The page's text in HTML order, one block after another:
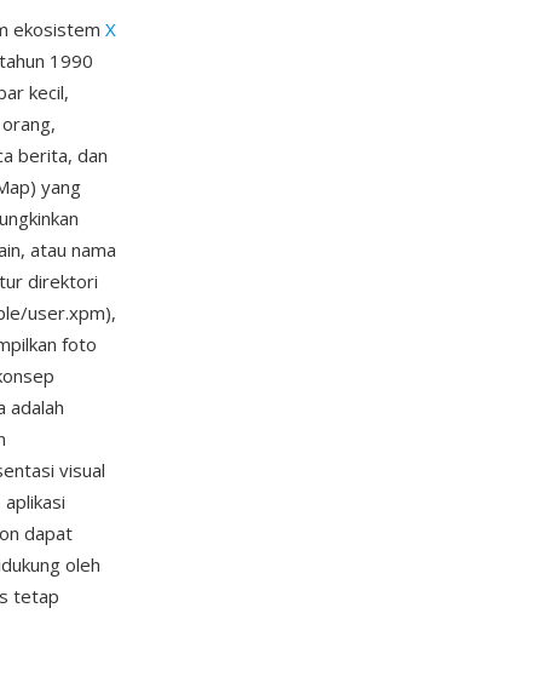
ekosistem X
1990
kecil,
berita, dan
yang
atau nama
direktori
user.xpm),
foto
adalah
visual
dapat
oleh
tetap